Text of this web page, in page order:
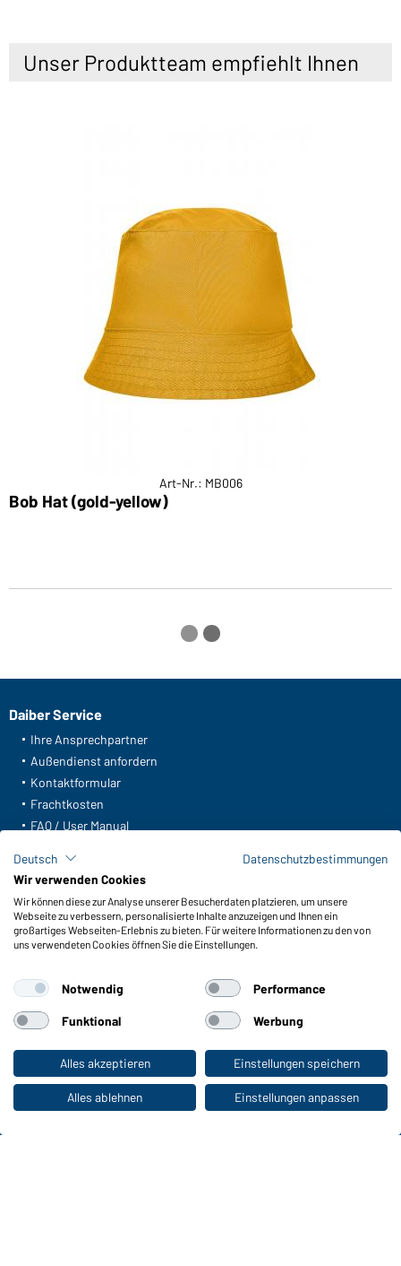
Zum Privatkunden-Shop
Unser Produktteam empfiehlt Ihnen
Art-Nr.: MB006
Bob Hat (gold-yellow)
Daiber Service
Ihre Ansprechpartner
Außendienst anfordern
Kontaktformular
Frachtkosten
FAQ / User Manual
Meldeportal nach Hinweisgeberschutz
Funktionen & Pflege
Produkteigenschaften
Pflegehinweise
Farben
WORKWEAR COLLECTION
Die ideale Wahl für Professionals: Kollektionen
entdecken!
Deutsch
Datenschutzbestimmungen
Wir verwenden Cookies
Wir können diese zur Analyse unserer Besucherdaten platzieren, um unsere
Webseite zu verbessern, personalisierte Inhalte anzuzeigen und Ihnen ein
großartiges Webseiten-Erlebnis zu bieten. Für weitere Informationen zu den von
uns verwendeten Cookies öffnen Sie die Einstellungen.
Notwendig Performance
Funktional Werbung
Alles akzeptieren Einstellungen speichern
Alles ablehnen Einstellungen anpassen